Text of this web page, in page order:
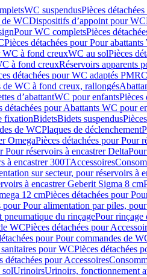
WC suspendusPièces
de WCDispositifs d’appoint pour WC
Pour WC completsPièces
Pièces détachées pour Pour abattants
WC à fond creuxWC au solPièces
à fond creuxRéservoirs apparents
détachées pour WC adaptés PMR
de WC à fond creux, rallongés
d’abattantWC pour enfantsPièces
détachées pour Abattants WC pour
fixationBidetsBidets suspendus
de WCPlaques de déclenchement
OmegaPièces détachées pour Pour
Pour réservoirs à encastrer Delta
à encastrer 300TAccessoires
sur secteur, pour réservoirs à
à encastrer Geberit Sigma 8 cm
12 cmPièces détachées pour
pour Pour alimentation par piles,
pneumatique du rinçagePour rinçage
WCPièces détachées pour
pour Pour commandes de
pour WCPièces détachées
détachées pour Accessoires
solUrinoirsUrinoirs, fonctionnement